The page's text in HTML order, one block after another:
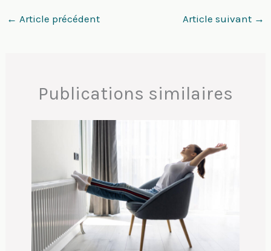
← Article précédent Article suivant →
Publications similaires